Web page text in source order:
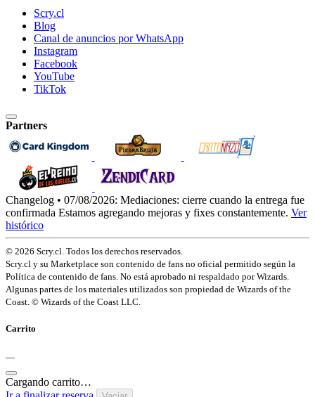
Scry.cl
Blog
Canal de anuncios por WhatsApp
Instagram
Facebook
YouTube
TikTok
Partners
Changelog • 07/08/2026: Mediaciones: cierre cuando la entrega fue
confirmada Estamos agregando mejoras y fixes constantemente. Ver
histórico
© 2026 Scry.cl. Todos los derechos reservados.
Scry.cl y su Marketplace son contenido de fans no oficial permitido según la
Política de contenido de fans. No está aprobado ni respaldado por Wizards.
Algunas partes de los materiales utilizados son propiedad de Wizards of the
Coast. © Wizards of the Coast LLC.
Carrito
—
Cargando carrito…